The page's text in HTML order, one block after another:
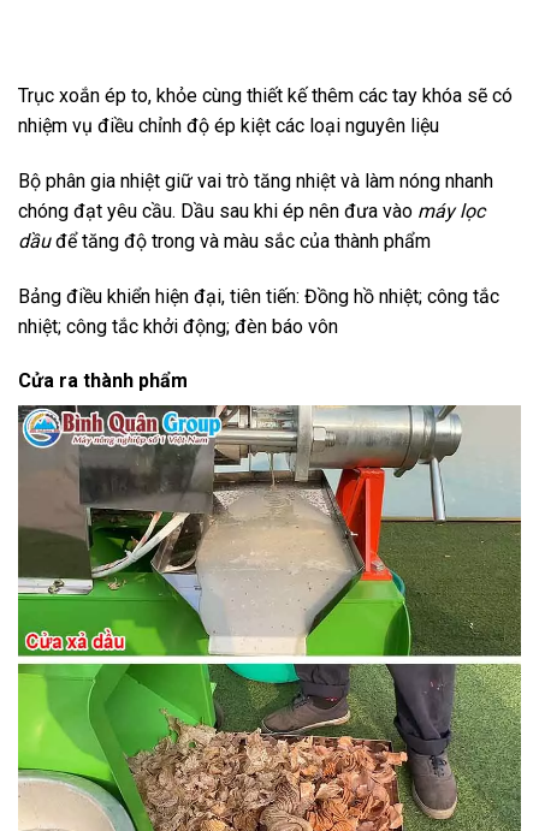
Trục xoắn ép to, khỏe cùng thiết kế thêm các tay khóa sẽ có
nhiệm vụ điều chỉnh độ ép kiệt các loại nguyên liệu
Bộ phân gia nhiệt giữ vai trò tăng nhiệt và làm nóng nhanh
chóng đạt yêu cầu. Dầu sau khi ép nên đưa vào máy lọc
dầuđể tăng độ trong và màu sắc của thành phẩm
Bảng điều khiển hiện đại, tiên tiến: Đồng hồ nhiệt; công tắc
nhiệt; công tắc khởi động; đèn báo vôn
Cửa ra thành phẩm